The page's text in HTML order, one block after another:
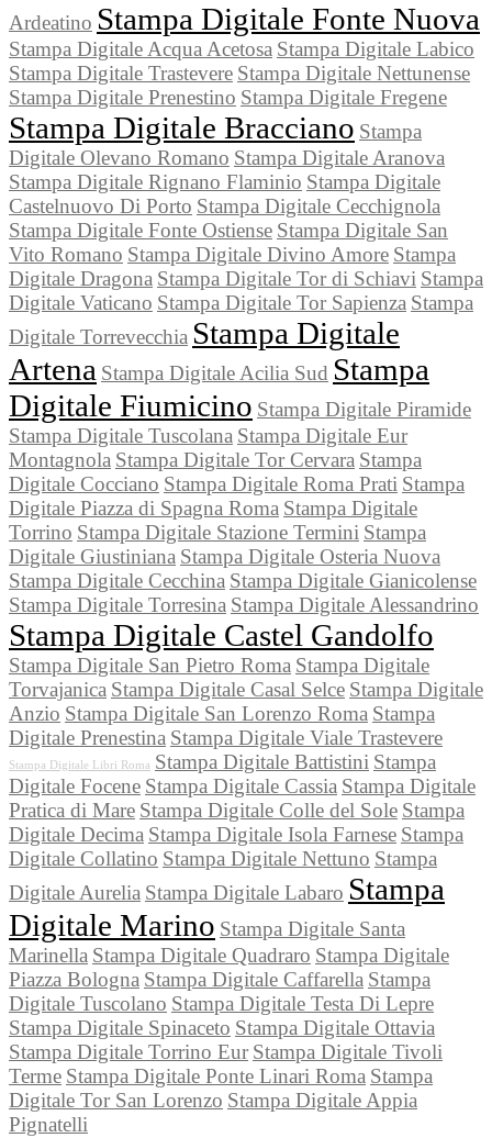
Ardeatino Stampa Digitale Fonte Nuova
Stampa Digitale Acqua Acetosa Stampa Digitale Labico
Stampa Digitale Trastevere Stampa Digitale Nettunense
Stampa Digitale Prenestino Stampa Digitale Fregene
Stampa Digitale Bracciano Stampa
Digitale Olevano Romano Stampa Digitale Aranova
Stampa Digitale Rignano Flaminio Stampa Digitale
Castelnuovo Di Porto Stampa Digitale Cecchignola
Stampa Digitale Fonte Ostiense Stampa Digitale San
Vito Romano Stampa Digitale Divino Amore Stampa
Digitale Dragona Stampa Digitale Tor di Schiavi Stampa
Digitale Vaticano Stampa Digitale Tor Sapienza Stampa
Digitale Torrevecchia Stampa Digitale
Artena Stampa Digitale Acilia Sud Stampa
Digitale Fiumicino Stampa Digitale Piramide
Stampa Digitale Tuscolana Stampa Digitale Eur
Montagnola Stampa Digitale Tor Cervara Stampa
Digitale Cocciano Stampa Digitale Roma Prati Stampa
Digitale Piazza di Spagna Roma Stampa Digitale
Torrino Stampa Digitale Stazione Termini Stampa
Digitale Giustiniana Stampa Digitale Osteria Nuova
Stampa Digitale Cecchina Stampa Digitale Gianicolense
Stampa Digitale Torresina Stampa Digitale Alessandrino
Stampa Digitale Castel Gandolfo
Stampa Digitale San Pietro Roma Stampa Digitale
Torvajanica Stampa Digitale Casal Selce Stampa Digitale
Anzio Stampa Digitale San Lorenzo Roma Stampa
Digitale Prenestina Stampa Digitale Viale Trastevere
Stampa Digitale Libri Roma Stampa Digitale Battistini Stampa
Digitale Focene Stampa Digitale Cassia Stampa Digitale
Pratica di Mare Stampa Digitale Colle del Sole Stampa
Digitale Decima Stampa Digitale Isola Farnese Stampa
Digitale Collatino Stampa Digitale Nettuno Stampa
Digitale Aurelia Stampa Digitale Labaro Stampa
Digitale Marino Stampa Digitale Santa
Marinella Stampa Digitale Quadraro Stampa Digitale
Piazza Bologna Stampa Digitale Caffarella Stampa
Digitale Tuscolano Stampa Digitale Testa Di Lepre
Stampa Digitale Spinaceto Stampa Digitale Ottavia
Stampa Digitale Torrino Eur Stampa Digitale Tivoli
Terme Stampa Digitale Ponte Linari Roma Stampa
Digitale Tor San Lorenzo Stampa Digitale Appia
Pignatelli